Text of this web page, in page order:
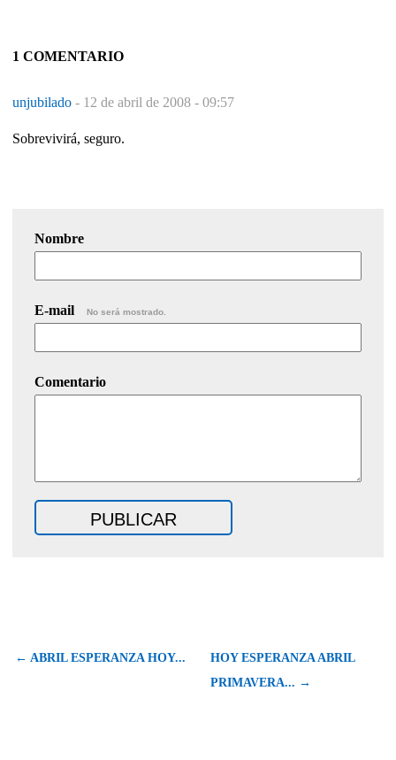
1 COMENTARIO
unjubilado - 12 de abril de 2008 - 09:57
Sobrevivirá, seguro.
Nombre
E-mail No será mostrado.
Comentario
← ABRIL ESPERANZA HOY...
HOY ESPERANZA ABRIL
PRIMAVERA... →